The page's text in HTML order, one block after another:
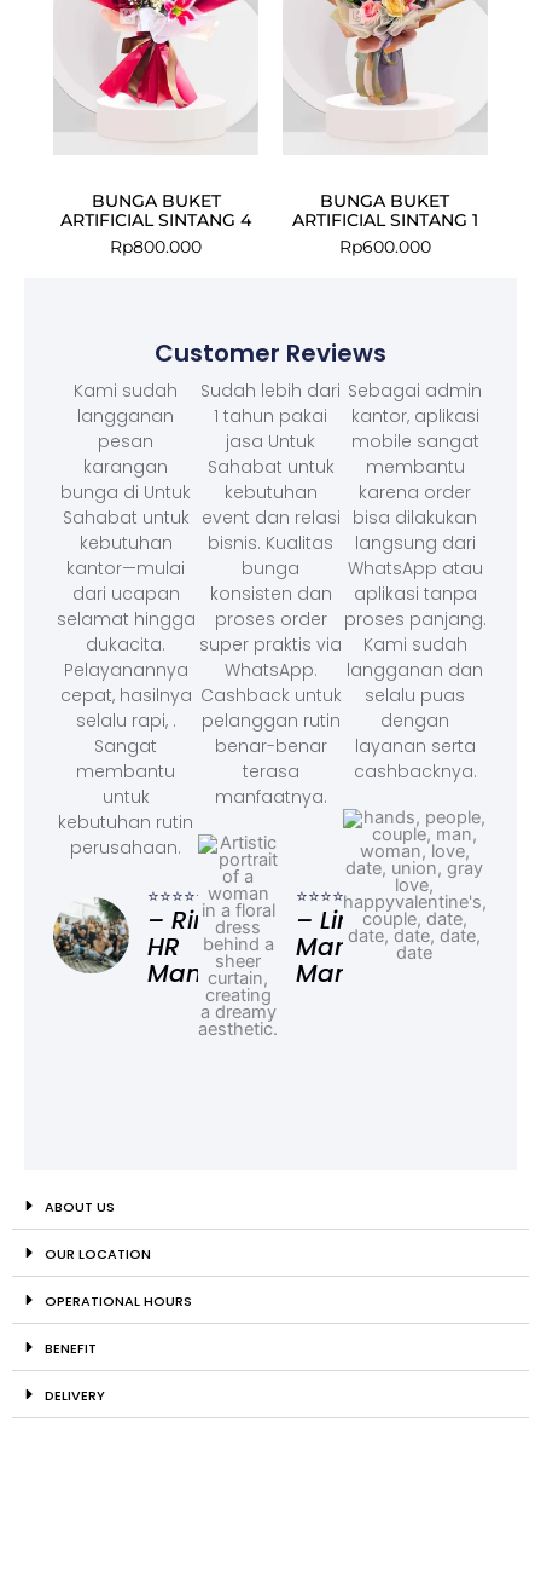
BUNGA BUKET
ARTIFICIAL SINTANG 4
Rp800.000
BUNGA BUKET
ARTIFICIAL SINTANG 1
Rp600.000
Customer Reviews
Kami sudah
langganan
pesan
karangan
bunga di Untuk
Sahabat untuk
kebutuhan
kantor—mulai
dari ucapan
selamat hingga
dukacita.
Pelayanannya
cepat, hasilnya
selalu rapi, .
Sangat
membantu
untuk
kebutuhan rutin
perusahaan.
⭐⭐⭐⭐⭐
– Rina,
HR
Manager
Sudah lebih dari
1 tahun pakai
jasa Untuk
Sahabat untuk
kebutuhan
event dan relasi
bisnis. Kualitas
bunga
konsisten dan
proses order
super praktis via
WhatsApp.
Cashback untuk
pelanggan rutin
benar-benar
terasa
manfaatnya.
⭐⭐⭐⭐⭐
– Linda,
Marketing
Manager
Sebagai admin
kantor, aplikasi
mobile sangat
membantu
karena order
bisa dilakukan
langsung dari
WhatsApp atau
aplikasi tanpa
proses panjang.
Kami sudah
langganan dan
selalu puas
dengan
layanan serta
cashbacknya.
ABOUT US
OUR LOCATION
OPERATIONAL HOURS
BENEFIT
DELIVERY